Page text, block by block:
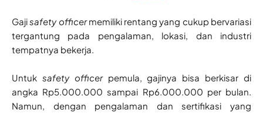
Gajisafety officermemiliki rentang yang cukup bervariasi
tergantung pada pengalaman, lokasi, dan industri
tempatnya bekerja.
Untuk safety officerpemula, gajinya bisa berkisar di
angka Rp5.000.000 sampai Rp6.000.000 per bulan.
Namun, dengan pengalaman dan sertifikasi yang